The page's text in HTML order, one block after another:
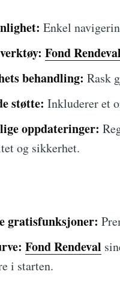
Enkel
Fond Rendeval
behandling: Rask
støtte: Inkluderer et
oppdateringer:
og sikkerhet.
gratisfunksjoner:
Fond Rendeval
i starten.